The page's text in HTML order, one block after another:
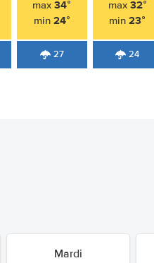
max34°
min 24°
27
max 32°
min23°
24
Mardi